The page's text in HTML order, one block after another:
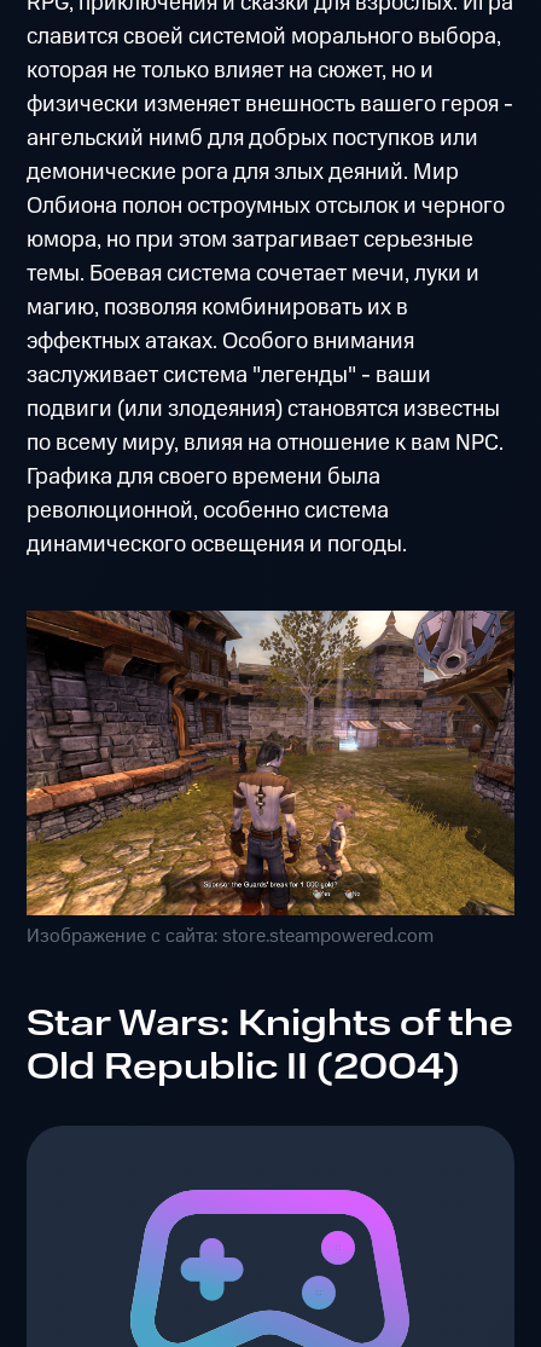
славится своей системой морального выбора,
которая не только влияет на сюжет, но и
физически изменяет внешность вашего героя -
ангельский нимб для добрых поступков или
демонические рога для злых деяний. Мир
Олбиона полон остроумных отсылок и черного
юмора, но при этом затрагивает серьезные
темы. Боевая система сочетает мечи, луки и
магию, позволяя комбинировать их в
эффектных атаках. Особого внимания
заслуживает система "легенды" - ваши
подвиги (или злодеяния) становятся известны
по всему миру, влияя на отношение к вам NPC.
Графика для своего времени была
революционной, особенно система
динамического освещения и погоды.
Изображение с сайта: store.steampowered.com
Star Wars: Knights of the
Old Republic II (2004)